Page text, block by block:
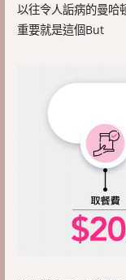
以往令人詬病的曼哈
重要就是這個But